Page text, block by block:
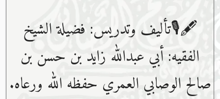
🖋🎙تأليف وتدريس: فضيلة الشيخ
الفقيه: أبي عبدﷲ زايد بن حسن بن
صالح الوصابي العمري حفظه ﷲ ورعاه.